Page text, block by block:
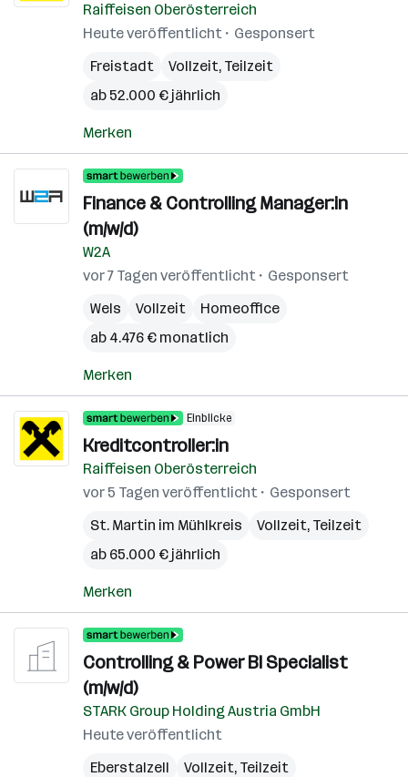
Raiffeisen Oberösterreich
Heute veröffentlicht
Gesponsert
Freistadt
Vollzeit, Teilzeit
ab 52.000 € jährlich
Merken
Finance & Controlling Manager:in
(m/w/d)
W2A
vor 7 Tagen veröffentlicht
Gesponsert
Wels
Vollzeit
Homeoffice
ab 4.476 € monatlich
Merken
Einblicke
Kreditcontroller:in
Raiffeisen Oberösterreich
vor 5 Tagen veröffentlicht
Gesponsert
St. Martin im Mühlkreis
Vollzeit, Teilzeit
ab 65.000 € jährlich
Merken
Controlling & Power BI Specialist
(m/w/d)
STARK Group Holding Austria GmbH
Heute veröffentlicht
Eberstalzell
Vollzeit, Teilzeit